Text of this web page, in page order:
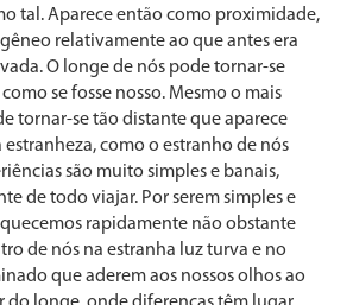
tal. Aparece então como proximidade,
relativamente ao que antes era
O longe de nós pode tornar-se
se fosse nosso. Mesmo o mais
tornar-se tão distante que aparece
como o estranho de nós
são muito simples e banais,
de todo viajar. Por serem simples e
rapidamente não obstante
de nós na estranha luz turva e no
que aderem aos nossos olhos ao